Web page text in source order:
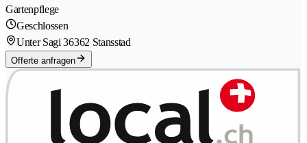
Gartenpflege
Geschlossen
Unter Sagi 36362 Stansstad
Offerte anfragen